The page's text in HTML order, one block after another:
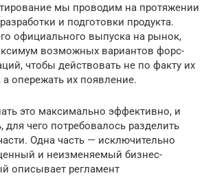
мы проводим на протяжении
и подготовки продукта.
официального выпуска на рынок,
возможных вариантов форс-
чтобы действовать не по факту их
опережать их появление.
это максимально эффективно, и
для чего потребовалось разделить
Одна часть — исключительно
и неизменяемый бизнес-
описывает регламент